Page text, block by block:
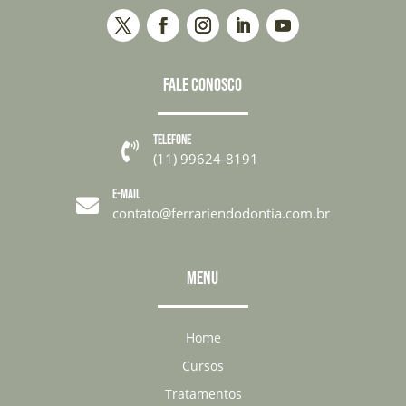
FALE CONOSCO
 TELEFONE
(11) 99624-8191
 E-MAIL
contato@ferrariendodontia.com.br
MENU
Home
Cursos
Tratamentos